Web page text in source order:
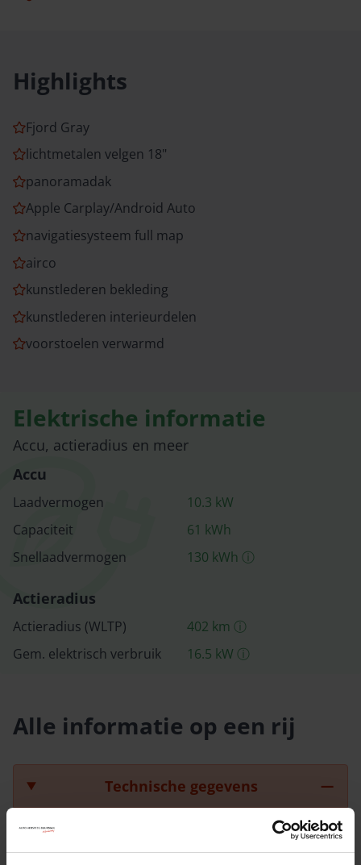
Highlights
Fjord Gray
lichtmetalen velgen 18"
panoramadak
Apple Carplay/Android Auto
navigatiesysteem full map
airco
kunstlederen bekleding
kunstlederen interieurdelen
voorstoelen verwarmd
Elektrische informatie
Accu, actieradius en meer
Accu
Laadvermogen 10.3 kW
Capaciteit
61 kWh
Snellaad­vermogen
130 kWh ⓘ
Actieradius
Actieradius (WLTP) 402 km ⓘ
Gem. elektrisch verbruik
16.5 kW ⓘ
Alle informatie op een rij
Technische gegevens